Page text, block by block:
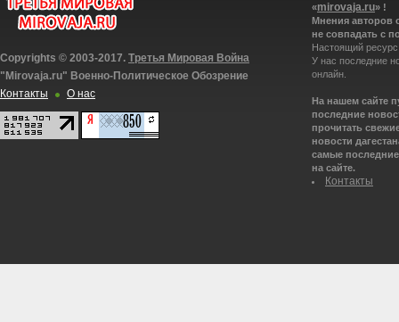
Copyrights © 2003-2017. Третья Мировая Война
"Mirovaja.ru" Военно-Политическое Обозрение
Контакты
О нас
«mirovaja.ru» !
Мнения авторов
не совпадать с
Настоящий
У нас последние
онлайн.
На нашем сайте
последние
прочитать
новости
самые
на сайте.
Контакты